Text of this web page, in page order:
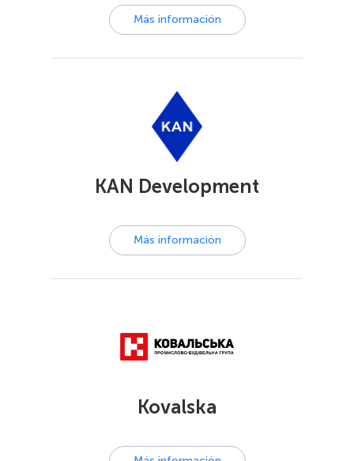
Más información
KAN Development
Más información
Kovalska